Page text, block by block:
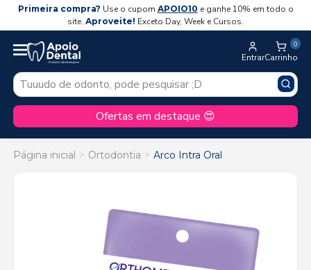
Primeira compra? Use o cupom APOIO10 e ganhe 10% em todo o
site. Aproveite! Exceto Day, Week e Cursos.
Entrar
0
Carrinho
Ofertas em destaque 😍
Página inicial Ortodontia Arco Intra Oral